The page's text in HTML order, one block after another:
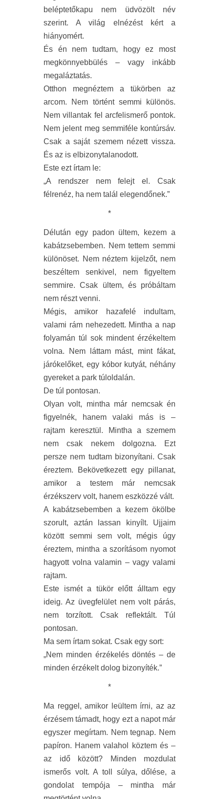
beléptetőkapu nem üdvözölt név
szerint. A világ elnézést kért a
hiányomért.
És én nem tudtam, hogy ez most
megkönnyebbülés – vagy inkább
megaláztatás.
Otthon megnéztem a tükörben az
arcom. Nem történt semmi különös.
Nem villantak fel arcfelismerő pontok.
Nem jelent meg semmiféle kontúrsáv.
Csak a saját szemem nézett vissza.
És az is elbizonytalanodott.
Este ezt írtam le:
„A rendszer nem felejt el. Csak
félrenéz, ha nem talál elegendőnek.”
*
Délután egy padon ültem, kezem a
kabátzsebemben. Nem tettem semmi
különöset. Nem néztem kijelzőt, nem
beszéltem senkivel, nem figyeltem
semmire. Csak ültem, és próbáltam
nem részt venni.
Mégis, amikor hazafelé indultam,
valami rám nehezedett. Mintha a nap
folyamán túl sok mindent érzékeltem
volna. Nem láttam mást, mint fákat,
járókelőket, egy kóbor kutyát, néhány
gyereket a park túloldalán.
De túl pontosan.
Olyan volt, mintha már nemcsak én
figyelnék, hanem valaki más is –
rajtam keresztül. Mintha a szemem
nem csak nekem dolgozna. Ezt
persze nem tudtam bizonyítani. Csak
éreztem. Bekövetkezett egy pillanat,
amikor a testem már nemcsak
érzékszerv volt, hanem eszközzé vált.
A kabátzsebemben a kezem ökölbe
szorult, aztán lassan kinyílt. Ujjaim
között semmi sem volt, mégis úgy
éreztem, mintha a szorításom nyomot
hagyott volna valamin – vagy valami
rajtam.
Este ismét a tükör előtt álltam egy
ideig. Az üvegfelület nem volt párás,
nem torzított. Csak reflektált. Túl
pontosan.
Ma sem írtam sokat. Csak egy sort:
„Nem minden érzékelés döntés – de
minden érzékelt dolog bizonyíték.”
*
Ma reggel, amikor leültem írni, az az
érzésem támadt, hogy ezt a napot már
egyszer megírtam. Nem tegnap. Nem
papíron. Hanem valahol köztem és –
az idő között? Minden mozdulat
ismerős volt. A toll súlya, dőlése, a
gondolat tempója – mintha már